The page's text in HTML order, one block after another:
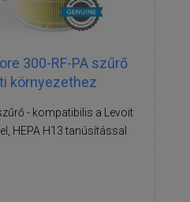
300-RF-PA szűrő
környezethez
- kompatibilis a Levoit
HEPA H13 tanúsítással